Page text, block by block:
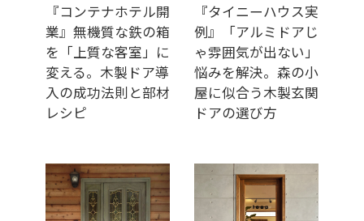
『コンテナホテル開
業』無機質な鉄の箱
を「上質な客室」に
変える。木製ドア導
入の成功法則と部材
レシピ
『タイニーハウス実
例』「アルミドアじ
ゃ雰囲気が出ない」
悩みを解決。森の小
屋に似合う木製玄関
ドアの選び方